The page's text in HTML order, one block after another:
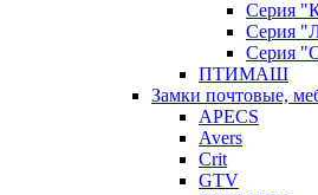
Серия
Серия
Серия
ПТИМАШ
Замки почтовые,
APECS
Avers
Crit
GTV